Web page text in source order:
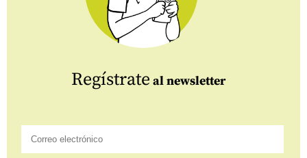
Regístrate al newsletter